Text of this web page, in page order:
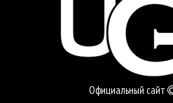
Официальный сайт